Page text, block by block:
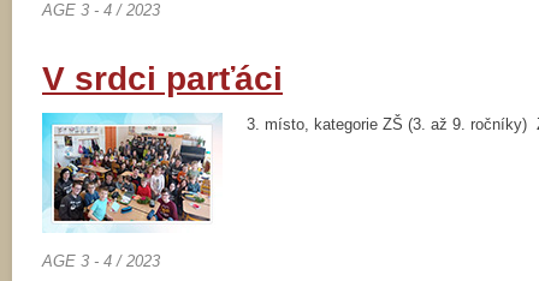
AGE 3 - 4 / 2023
V srdci parťáci
3. místo, kategorie ZŠ (3. až 9. ročníky)
AGE 3 - 4 / 2023